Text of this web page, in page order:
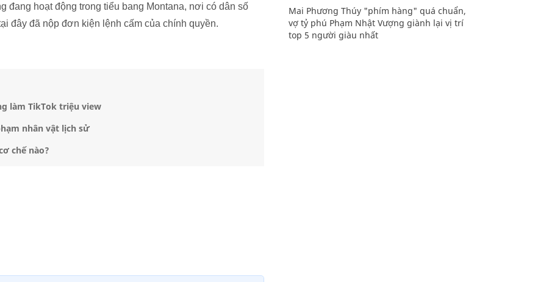
đang hoạt động trong tiểu bang Montana, nơi có dân số
đây đã nộp đơn kiện lệnh cấm của chính quyền.
làm TikTok triệu view
nhân vật lịch sử
chế nào?
Mai Phương Thúy "phím hàng" quá chuẩn,
vợ tỷ phú Phạm Nhật Vượng giành lại vị trí
top 5 người giàu nhất